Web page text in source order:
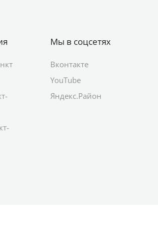
Мы в соцсетях
Вконтакте
YouTube
Яндекс.Район